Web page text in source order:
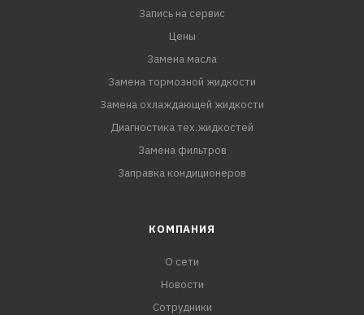
Запись на сервис
Цены
Замена масла
Замена тормозной жидкости
Замена охлаждающей жидкости
Диагностика тех.жидкостей
Замена фильтров
Заправка кондиционеров
КОМПАНИЯ
О сети
Новости
Сотрудники